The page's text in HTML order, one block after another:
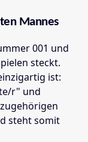
Mannes
001 und
steckt.
ist:
r" und
steht somit